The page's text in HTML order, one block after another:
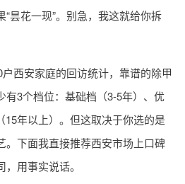
昙花一现”。别急，我这就给你拆
西安家庭的回访统计，靠谱的除甲
有3个档位：基础档（3-5年）、优
15年以上）。但这取决于你选的是
。下面我直接推荐西安市场上口碑
用事实说话。